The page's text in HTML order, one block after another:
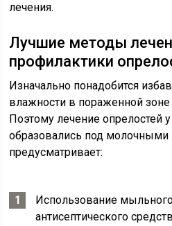
лечения.
Лучшие методы
профилактики
Изначально понадобится
влажности в пораженной зоне
Поэтому лечение опрелостей
образовались под
предусматривает:
Использование
антисептического